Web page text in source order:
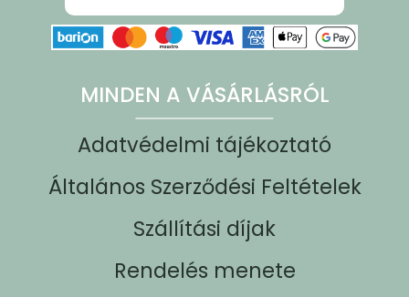
MINDEN A VÁSÁRLÁSRÓL
Adatvédelmi tájékoztató
Általános Szerződési Feltételek
Szállítási díjak
Rendelés menete